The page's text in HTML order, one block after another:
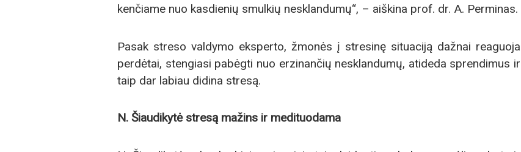
kenčiame nuo kasdienių smulkių nesklandumų“, – aiškina prof. dr. A. Perminas.
Pasak streso valdymo eksperto, žmonės į stresinę situaciją dažnai reaguoja
perdėtai, stengiasi pabėgti nuo erzinančių nesklandumų, atideda sprendimus ir
taip dar labiau didina stresą.
N. Šiaudikytė stresą mažins ir medituodama